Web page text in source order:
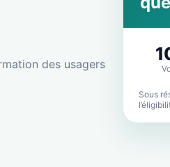
des usagers
Sous